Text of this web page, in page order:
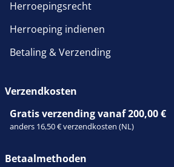
Herroepingsrecht
Herroeping indienen
Betaling & Verzending
Verzendkosten
Gratis verzending vanaf 200,00 €
anders 16,50 € verzendkosten (NL)
Betaalmethoden